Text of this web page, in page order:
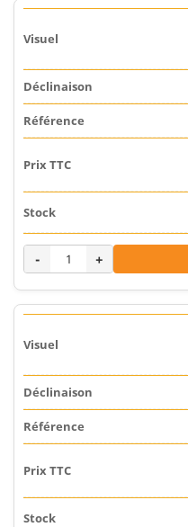
- +